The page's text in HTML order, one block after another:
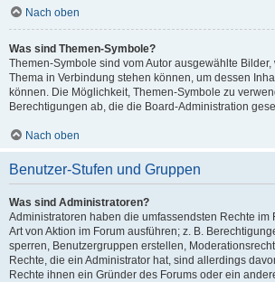
Nach oben
Was sind Themen-Symbole?
Themen-Symbole sind vom Autor ausgewählte
Thema in Verbindung stehen können, um dessen
können. Die Möglichkeit, Themen-Symbole zu
Berechtigungen ab, die die Board-Administration
Nach oben
Benutzer-Stufen und Gruppen
Was sind Administratoren?
Administratoren haben die umfassendsten Rechte im
Art von Aktion im Forum ausführen; z. B.
sperren, Benutzergruppen erstellen,
Rechte, die ein Administrator hat, sind allerdings
Rechte ihnen ein Gründer des Forums oder ein